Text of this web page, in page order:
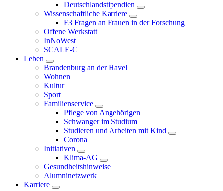
Deutschlandstipendien
Wissenschaftliche Karriere
F3 Fragen an Frauen in der Forschung
Offene Werkstatt
InNoWest
SCALE-C
Leben
Brandenburg an der Havel
Wohnen
Kultur
Sport
Familienservice
Pflege von Angehörigen
Schwanger im Studium
Studieren und Arbeiten mit Kind
Corona
Initiativen
Klima-AG
Gesundheitshinweise
Alumninetzwerk
Karriere